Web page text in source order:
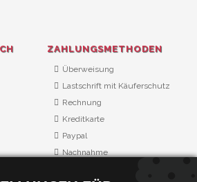
ZAHLUNGSMETHODEN
Überweisung
Lastschrift mit Käuferschutz
Rechnung
Kreditkarte
Paypal
Nachnahme